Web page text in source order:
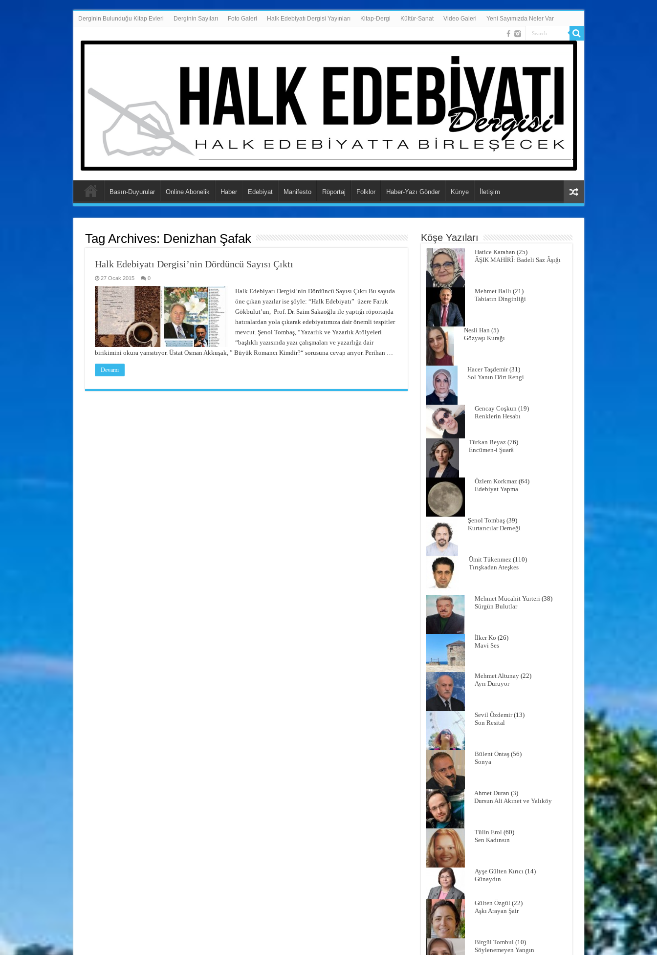
Derginin Bulunduğu Kitap Evleri Derginin Sayıları Foto Galeri Halk Edebiyatı Dergisi Yayınları Kitap-Dergi Kültür-Sanat Video Galeri Yeni Sayımızda Neler Var
Basın-Duyurular Online Abonelik Haber Edebiyat Manifesto Röportaj Folklor Haber-Yazı Gönder Künye İletişim
Tag Archives: Denizhan Şafak
Halk Edebiyatı Dergisi’nin Dördüncü Sayısı Çıktı
27 Ocak 2015 0
Halk Edebiyatı Dergisi’nin Dördüncü Sayısı Çıktı Bu sayıda
öne çıkan yazılar ise şöyle: “Halk Edebiyatı” üzere Faruk
Gökbulut’un, Prof. Dr. Saim Sakaoğlu ile yaptığı röportajda
hatıralardan yola çıkarak edebiyatımıza dair önemli tespitler
mevcut. Şenol Tombaş, “Yazarlık ve Yazarlık Atölyeleri
“başlıklı yazısında yazı çalışmaları ve yazarlığa dair
birikimini okura yansıtıyor. Üstat Osman Akkuşak, ” Büyük Romancı Kimdir?“ sorusuna cevap arıyor. Perihan …
Devamı
Köşe Yazıları
Hatice Karahan (25)
ÂŞIK MAHİRÎ: Badeli Saz Âşığı
Mehmet Ballı(21)
Tabiatın Dinginliği
Nesli Han (5)
Gözyaşı Kurağı
Hacer Taşdemir(31)
Sol Yanın Dört Rengi
Gencay Coşkun (19)
Renklerin Hesabı
Türkan Beyaz(76)
Encümen-i Şuarâ
Özlem Korkmaz(64)
Edebiyat Yapma
Şenol Tombaş(39)
Kurtarıcılar Derneği
Ümit Tükenmez(110)
Tırışkadan Ateşkes
Mehmet Mücahit Yurteri(38)
Sürgün Bulutlar
İlker Ko (26)
Mavi Ses
Mehmet Altunay(22)
Ayrı Duruyor
Sevil Özdemir(13)
Son Resital
Bülent Öntaş(56)
Sonya
Ahmet Duran (3)
Dursun Ali Akınet ve Yalıköy
Tülin Erol(60)
Sen Kadınsın
Ayşe Gülten Kırıcı(14)
Günaydın
Gülten Özgül(22)
Aşkı Arayan Şair
Birgül Tombul(10)
Söylenemeyen Yangın